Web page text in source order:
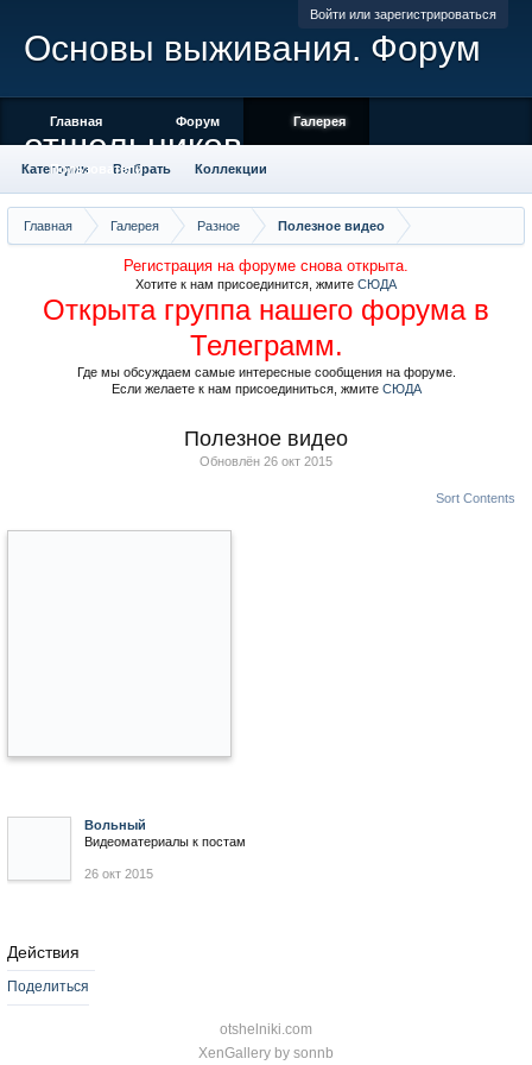
Войти или зарегистрироваться
Главная Галерея Разное Полезное видео
Регистрация на форуме снова открыта.
Хотите к нам присоединится, жмите СЮДА
Открыта группа нашего форума в
Телеграмм.
Где мы обсуждаем самые интересные сообщения на форуме.
Если желаете к нам присоединиться, жмите СЮДА
Полезное видео
Обновлён 26 окт 2015
Sort Contents
Вольный
Видеоматериалы к постам
26 окт 2015
Действия
Поделиться
otshelniki.com
XenGallery by sonnb
Основы выживания. Форум
отшельников
Главная Форум Галерея
Категории Выбрать Коллекции
Места отмеченные на карте Камера Облако тегов
Пользователи